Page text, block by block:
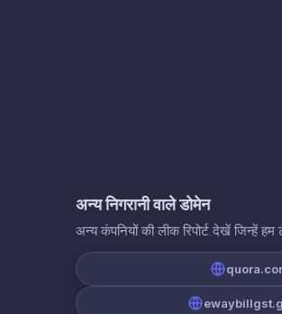
अन्य निगरानी वाले डोमेन
अन्य कंपनियों की लीक रिपोर्ट देखें जिन्हें